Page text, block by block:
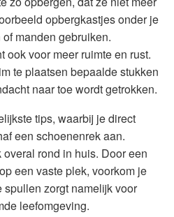
opbergkastjes onder je
manden gebruiken.
ook voor meer ruimte en rust.
te plaatsen bepaalde stukken
naar toe wordt getrokken.
tips, waarbij je direct
een schoenenrek aan.
rond in huis. Door een
een vaste plek, voorkom je
zorgt namelijk voor
leefomgeving.